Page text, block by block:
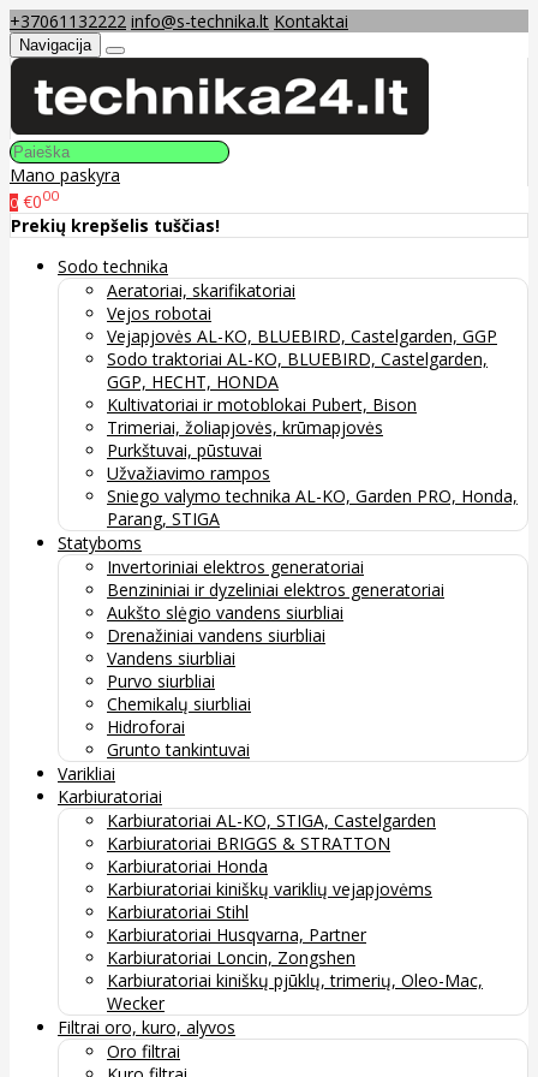
+37061132222 info@s-technika.lt Kontaktai
Navigacija
Mano paskyra
0 €000
Prekių krepšelis tuščias!
Sodo technika
Aeratoriai, skarifikatoriai
Vejos robotai
Vejapjovės AL-KO, BLUEBIRD, Castelgarden, GGP
Sodo traktoriai AL-KO, BLUEBIRD, Castelgarden,
GGP, HECHT, HONDA
Kultivatoriai ir motoblokai Pubert, Bison
Trimeriai, žoliapjovės, krūmapjovės
Purkštuvai, pūstuvai
Užvažiavimo rampos
Sniego valymo technika AL-KO, Garden PRO, Honda,
Parang, STIGA
Statyboms
Invertoriniai elektros generatoriai
Benzininiai ir dyzeliniai elektros generatoriai
Aukšto slėgio vandens siurbliai
Drenažiniai vandens siurbliai
Vandens siurbliai
Purvo siurbliai
Chemikalų siurbliai
Hidroforai
Grunto tankintuvai
Varikliai
Karbiuratoriai
Karbiuratoriai AL-KO, STIGA, Castelgarden
Karbiuratoriai BRIGGS & STRATTON
Karbiuratoriai Honda
Karbiuratoriai kiniškų variklių vejapjovėms
Karbiuratoriai Stihl
Karbiuratoriai Husqvarna, Partner
Karbiuratoriai Loncin, Zongshen
Karbiuratoriai kiniškų pjūklų, trimerių, Oleo-Mac,
Wecker
Filtrai oro, kuro, alyvos
Oro filtrai